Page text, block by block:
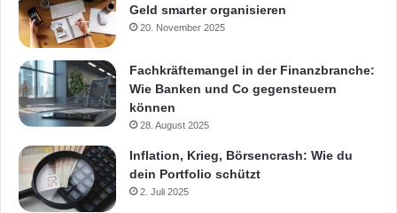
Geld smarter organisieren
20. November 2025
Fachkräftemangel in der Finanzbranche:
Wie Banken und Co gegensteuern
können
28. August 2025
Inflation, Krieg, Börsencrash: Wie du
dein Portfolio schützt
2. Juli 2025